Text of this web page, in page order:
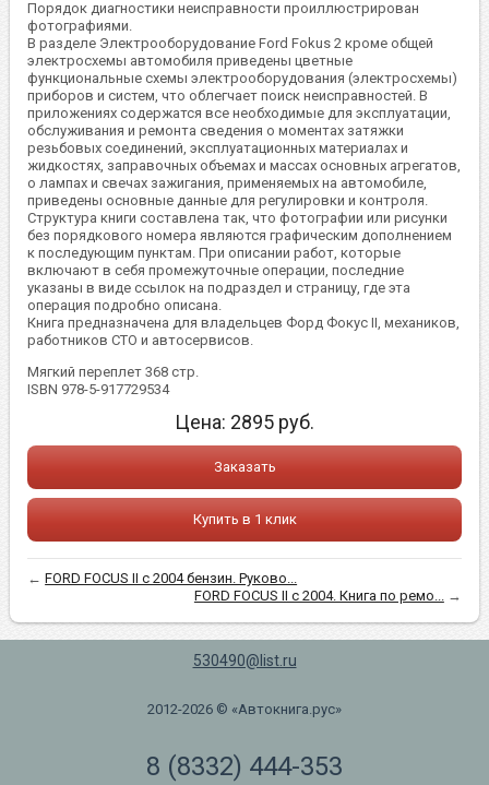
Порядок диагностики неисправности проиллюстрирован
фотографиями.
В разделе Электрооборудование Ford Fokus 2 кроме общей
электросхемы автомобиля приведены цветные
функциональные схемы электрооборудования (электросхемы)
приборов и систем, что облегчает поиск неисправностей. В
приложениях содержатся все необходимые для эксплуатации,
обслуживания и ремонта сведения о моментах затяжки
резьбовых соединений, эксплуатационных материалах и
жидкостях, заправочных объемах и массах основных агрегатов,
о лампах и свечах зажигания, применяемых на автомобиле,
приведены основные данные для регулировки и контроля.
Структура книги составлена так, что фотографии или рисунки
без порядкового номера являются графическим дополнением
к последующим пунктам. При описании работ, которые
включают в себя промежуточные операции, последние
указаны в виде ссылок на подраздел и страницу, где эта
операция подробно описана.
Книга предназначена для владельцев Форд Фокус II, механиков,
работников СТО и автосервисов.
Мягкий переплет 368 стр.
ISBN 978-5-917729534
Цена: 2895 руб.
Заказать
Купить в 1 клик
←FORD FOCUS II с 2004 бензин. Руково...
FORD FOCUS II с 2004. Книга по ремо...
→
530490@list.ru
2012-2026 © «Автокнига.рус»
8 (8332) 444-353